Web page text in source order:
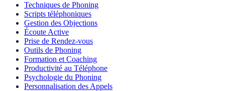
Techniques de Phoning
Scripts téléphoniques
Gestion des Objections
Écoute Active
Prise de Rendez-vous
Outils de Phoning
Formation et Coaching
Productivité au Téléphone
Psychologie du Phoning
Personnalisation des Appels